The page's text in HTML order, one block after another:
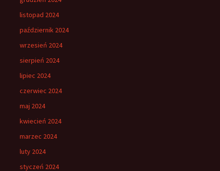
listopad 2024
październik 2024
wrzesień 2024
sierpień 2024
lipiec 2024
czerwiec 2024
maj 2024
kwiecień 2024
marzec 2024
luty 2024
styczeń 2024